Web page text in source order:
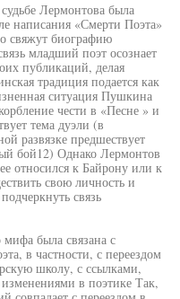
Лермонтова была
написания «Смерти Поэта»
свяжут биографию
младший поэт осознает
публикаций, делая
традиция подается как
ситуация Пушкина
чести в «Песне » и
тема дуэли (в
развязке предшествует
бой12) Однако Лермонтов
относился к Байрону или к
свою личность и
связь
была связана с
в частности, с переездом
школу, с ссылками,
в поэтике Так,